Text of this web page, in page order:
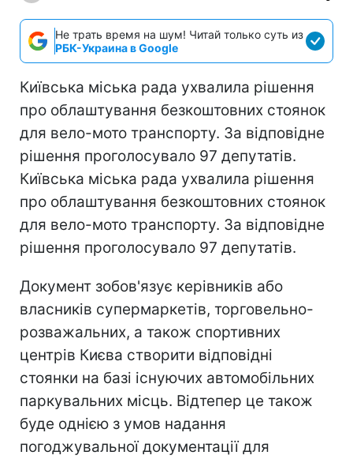
Не трать время на шум! Читай только суть из
РБК-Украина в Google
Київська міська рада ухвалила рішення
про облаштування безкоштовних стоянок
для вело-мото транспорту. За відповідне
рішення проголосувало 97 депутатів.
Київська міська рада ухвалила рішення
про облаштування безкоштовних стоянок
для вело-мото транспорту. За відповідне
рішення проголосувало 97 депутатів.
Документ зобов'язує керівників або
власників супермаркетів, торговельно-
розважальних, а також спортивних
центрів Києва створити відповідні
стоянки на базі існуючих автомобільних
паркувальних місць. Відтепер це також
буде однією з умов надання
погоджувальної документації для